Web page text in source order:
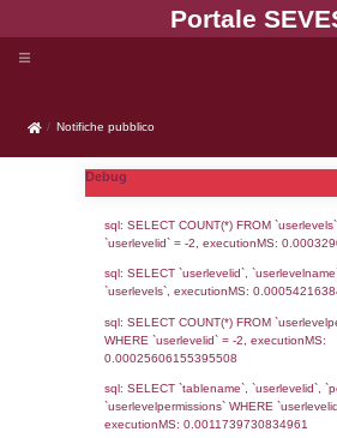
Notifiche pubblico
Notifiche pubblico
Debug
sql: SELECT
sql: SELECT